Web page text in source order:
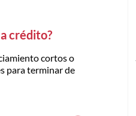
crédito?
cortos o
para terminar de